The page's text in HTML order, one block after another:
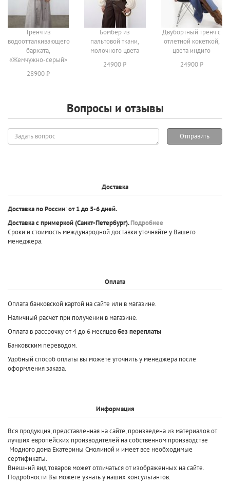
Тренч из
водоотталкивающего
бархата,
«Жемчужно-серый»
28900 ₽
Бомбер из
пальтовой ткани,
молочного цвета
24900 ₽
Двубортный тренч с
отлетной кокеткой,
цвета индиго
24900 ₽
Вопросы и отзывы
Задать
вопрос
Отправить
Доставка
Доставка по России:от 1 до 5-6 дней.
Доставка с примеркой(Санкт-Петербург).Подробнее
Сроки и стоимость международной доставки уточняйте у Вашего
менеджера.
Оплата
Оплата банковской картой на сайте или в магазине.
Наличный расчет при получении в магазине.
Оплата в рассрочку от 4 до 6 месяцевбез переплаты
Банковским переводом.
Удобный способ оплаты вы можете уточнить у менеджера после
оформления заказа.
Информация
Вся продукция, представленная на сайте, произведена из материалов от
лучших европейских производителей на собственном производстве
Модного дома Екатерины Смолиной и имеет все необходимые
сертификаты.
Внешний вид товаров может отличаться от изображенных на сайте.
Подробности Вы можете узнать у наших консультантов.